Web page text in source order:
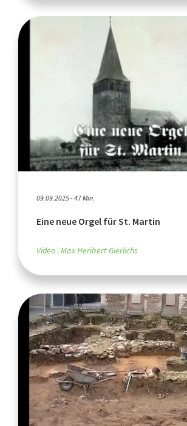
09.09.2025 - 47 Min.
Eine neue Orgel für St. Martin
Video Max Heribert Gierlichs